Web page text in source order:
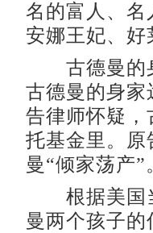
名的富人、名
安娜王妃、
古德曼的身
古德曼的身家
告律师怀疑，
托基金里。原
曼“倾家荡产”
根据美国当
曼两个孩子